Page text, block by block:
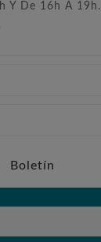
Y De 16h A 19h.
Boletín